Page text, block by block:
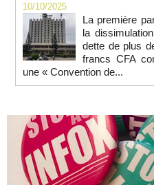
10/10/2025
La première
la
dette de plus
francs CFA
une « Convention de...